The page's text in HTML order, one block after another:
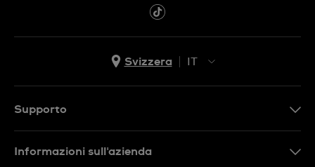
Svizzera
IT
IT
Supporto
Informazioni sull'azienda